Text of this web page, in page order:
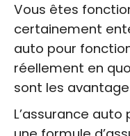
Vous êtes
certainement
auto pour
réellement en
sont les
L’assurance